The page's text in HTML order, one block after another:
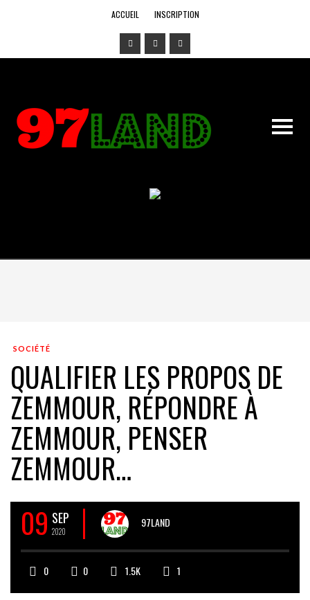
ACCUEIL INSCRIPTION
SOCIÉTÉ
QUALIFIER LES PROPOS DE
ZEMMOUR, RÉPONDRE À
ZEMMOUR, PENSER
ZEMMOUR…
09 SEP
2020
97LAND
0 0 1.5K 1